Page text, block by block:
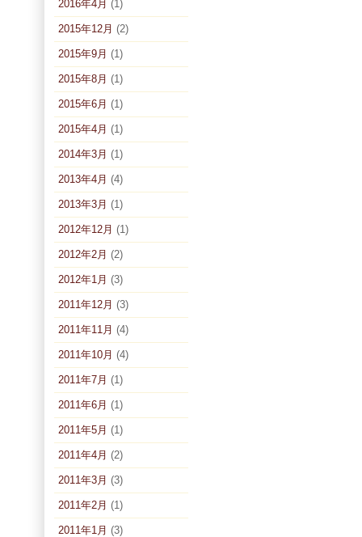
2016年4月 (1)
2015年12月 (2)
2015年9月 (1)
2015年8月 (1)
2015年6月 (1)
2015年4月 (1)
2014年3月 (1)
2013年4月 (4)
2013年3月 (1)
2012年12月 (1)
2012年2月 (2)
2012年1月 (3)
2011年12月 (3)
2011年11月 (4)
2011年10月 (4)
2011年7月 (1)
2011年6月 (1)
2011年5月 (1)
2011年4月 (2)
2011年3月 (3)
2011年2月 (1)
2011年1月 (3)